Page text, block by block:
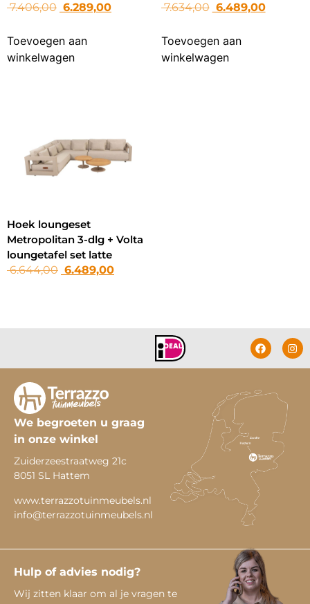
7.406,00 6.289,00
Toevoegen aan
winkelwagen
7.634,00 6.489,00
Toevoegen aan
winkelwagen
Hoek loungeset
Metropolitan 3-dlg + Volta
loungetafel set latte
6.644,00 6.489,00
We begroeten u graag
in onze winkel
Zuiderzeestraatweg 21c
8051 SL Hattem
www.terrazzotuinmeubels.nl
info@terrazzotuinmeubels.nl
Hulp of advies nodig?
Wij zitten klaar om al je vragen te